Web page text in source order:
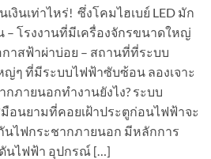
งินเท่าไหร่! ซึ่งโคมไฮเบย์ LED มัก
– โรงงานที่มีเครื่องจักรขนาดใหญ่
าสฟ้าผ่าบ่อย – สถานที่ที่ระบบ
ญ่ๆ ที่มีระบบไฟฟ้าซับซ้อน ลองเจาะ
ภายนอกทำงานยังไง? ระบบ
อนยามที่คอยเฝ้าประตูก่อนไฟฟ้าจะ
นไฟกระชากภายนอก มีหลักการ
นไฟฟ้า อุปกรณ์ […]